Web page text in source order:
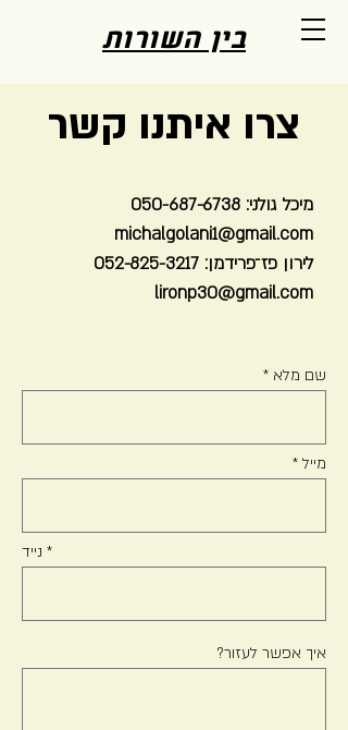
בין השורות
צרו איתנו קשר
מיכל גולני: 050-687-6738
michalgolani1@gmail.com
לירון פז־פרידמן: 052-825-3217
lironp30@gmail.com
שם מלא
מייל
נייד
איך אפשר לעזור?